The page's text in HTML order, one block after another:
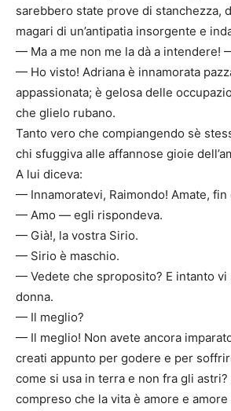
sarebbero state prove di stanchezza,
magari di un’antipatia insorgente e
— Ma a me non me la dà a intendere!
— Ho visto! Adriana è innamorata
appassionata; è gelosa delle
che glielo rubano.
Tanto vero che compiangendo sè
chi sfuggiva alle affannose gioie
A lui diceva:
— Innamoratevi, Raimondo! Amate,
— Amo — egli rispondeva.
— Già!, la vostra Sirio.
— Sirio è maschio.
— Vedete che sproposito? E intanto vi
donna.
— Il meglio?
— Il meglio! Non avete ancora
creati appunto per godere e per
come si usa in terra e non fra gli
compreso che la vita è amore e amore